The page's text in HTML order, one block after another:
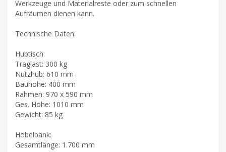
Werkzeuge und Materialreste oder zum schnellen
Aufräumen dienen kann.
Technische Daten:
Hubtisch:
Traglast: 300 kg
Nutzhub: 610 mm
Bauhöhe: 400 mm
Rahmen: 970 x 590 mm
Ges. Höhe: 1010 mm
Gewicht: 85 kg
Hobelbank:
Gesamtlänge: 1.700 mm